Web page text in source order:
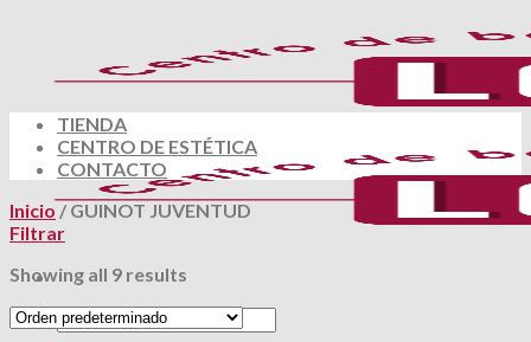
Buscar
TIENDA
CENTRO DE ESTÉTICA
CONTACTO
Inicio / GUINOT JUVENTUD
Filtrar
Showing all 9 results